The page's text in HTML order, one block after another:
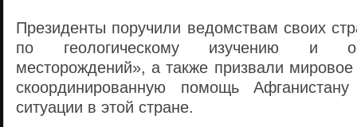
Президенты поручили ведомствам своих
по геологическому изучению и
месторождений», а также призвали мировое
скоординированную помощь
ситуации в этой стране.